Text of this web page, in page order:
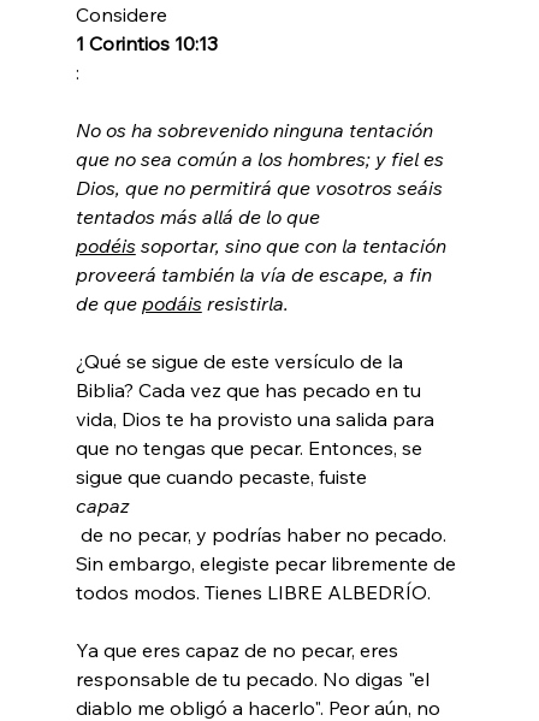
Considere
1 Corintios 10:13
No os ha sobrevenido ninguna tentación
que no sea común a los hombres; y fiel es
Dios, que no permitirá que vosotros seáis
tentados más allá de lo que
podéis soportar, sino que con la tentación
proveerá también la vía de escape, a fin
de que podáis resistirla.
¿Qué se sigue de este versículo de la
Biblia? Cada vez que has pecado en tu
vida, Dios te ha provisto una salida para
que no tengas que pecar. Entonces, se
sigue que cuando pecaste, fuiste
capaz
Sin embargo, elegiste pecar libremente de
todos modos. Tienes LIBRE ALBEDRÍO.
Ya que eres capaz de no pecar, eres
responsable de tu pecado. No digas "el
diablo me obligó a hacerlo". Peor aún, no